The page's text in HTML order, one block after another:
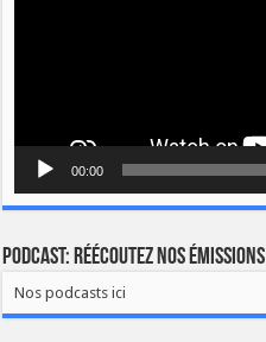
00:00
Podcast: Réécoutez nos émissions
Nos podcasts ici